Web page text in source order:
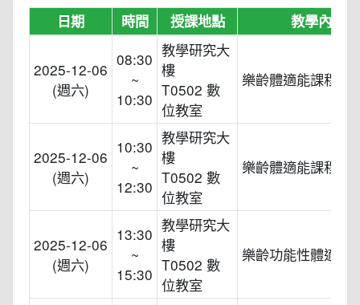
日期 時間 授課地點 教學內容
2025-12-06
(週六)
08:30
~
10:30
教學研究大
樓
T0502 數
位教室
樂齡體適能課程設
2025-12-06
(週六)
10:30
~
12:30
教學研究大
樓
T0502 數
位教室
樂齡體適能課程安
2025-12-06
(週六)
13:30
~
15:30
教學研究大
樓
T0502 數
位教室
樂齡功能性體適能